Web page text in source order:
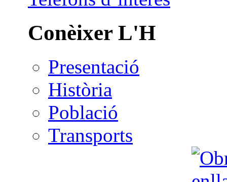
Conèixer L'H
Presentació
Història
Població
Transports